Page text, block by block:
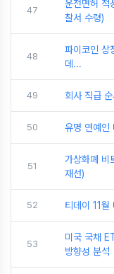
47
운전면허 적
찰서 수령)
48
파이코인 상
데...
49 회사 직급
50 유명 연예인
51
가상화폐 비
재선)
52 티데이 11월
53
미국 국채
방향성 분석